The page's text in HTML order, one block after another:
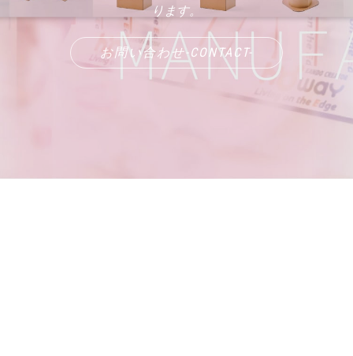
ります。
お問い合わせ-CONTACT-